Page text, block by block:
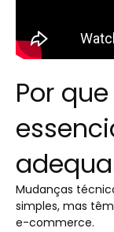
Por
Mudanças
simples, mas
e-commerce.